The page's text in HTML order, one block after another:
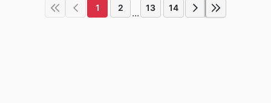
1 2 ... 13 14